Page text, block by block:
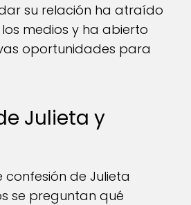
su relación ha atraído
medios y ha abierto
oportunidades para
Julieta y
confesión de Julieta
se preguntan qué